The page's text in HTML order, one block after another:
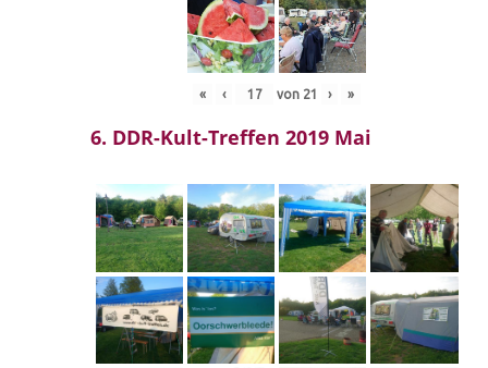
« ‹ von 21 › »
6. DDR-Kult-Treffen 2019 Mai